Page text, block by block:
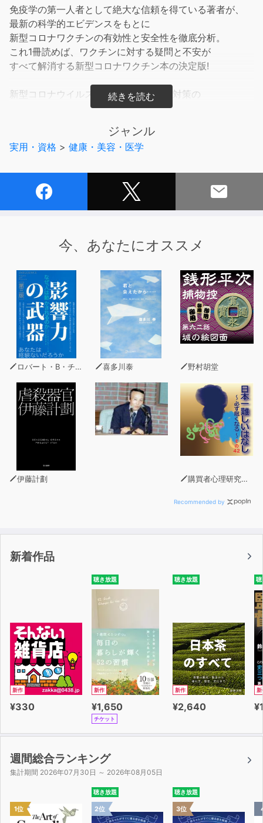
免疫学の第一人者として絶大な信頼を得ている著者が、
最新の科学的エビデンスをもとに
新型コロナワクチンの有効性と安全性を徹底分析。
これ1冊読めば、ワクチンに対する疑問と不安が
すべて解消する新型コロナワクチン本の決定版!
新型コロナウイルス感染症(COVID-19)対策の
切り札と期待されている、新型コロナワクチン。
モデルナ製ワクチンは、発症予防効果約95%という
驚異的な効果を持つ一方で、ウイルス遺伝子の一部を使う
従来のワクチンに比べて、副反応の発生頻度が高いこと、
本当に安全といえるのか?
英国型変異株(アルファ株)や
インド型変異株に対しても有効なのか?
など、誰もが知りたい情報を、
日本を代表する免疫学者である著者が、
最新の科学的エビデンスをもとに平易に解説する。
ジャンル
実用・資格 > 健康・美容・医学
今、あなたにオススメ
ロバート・B・チャルディーニ 喜多川泰 野村胡堂
伊藤計劃 購買者心理研究所 株式会社モデンナ 顧問 青木幹和
Recommended by
新着作品
新作
¥330
聴き放題
新作
¥1,650
チケット
聴き放題
新作
¥2,640
聴
新
週間総合ランキング
集計期間 2026年07月30日 ～ 2026年08月05日
1位
聴き放題
2位
聴き放題
3位